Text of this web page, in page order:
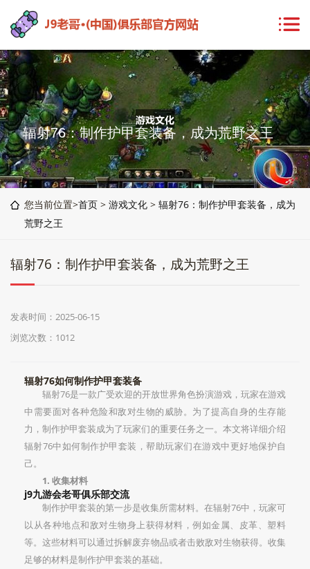
辐射76：制作护甲套装备，成为荒野之王
您当前位置>首页 > 游戏文化 > 辐射76：制作护甲套装备，成为
荒野之王
辐射76：制作护甲套装备，成为荒野之王
发表时间：2025-06-15
浏览次数：1012
辐射76如何制作护甲套装备
辐射76是一款广受欢迎的开放世界角色扮演游戏，玩家在游戏
中需要面对各种危险和敌对生物的威胁。为了提高自身的生存能
力，制作护甲套装成为了玩家们的重要任务之一。本文将详细介绍
辐射76中如何制作护甲套装，帮助玩家们在游戏中更好地保护自
己。
1. 收集材料
j9九游会老哥俱乐部交流
制作护甲套装的第一步是收集所需材料。在辐射76中，玩家可
以从各种地点和敌对生物身上获得材料，例如金属、皮革、塑料
等。这些材料可以通过拆解废弃物品或者击败敌对生物获得。收集
足够的材料是制作护甲套装的基础。